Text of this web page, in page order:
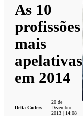
As 10
profissões
mais
apelativas
em 2014
Delta Coders
20 de
Dezembro
2013 | 14:08